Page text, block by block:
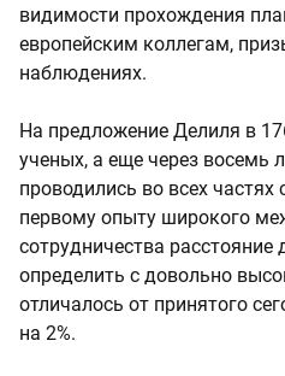
видимости прохождения
европейским коллегам,
наблюдениях.
На предложение Делиля в
ученых, а еще через восемь
проводились во всех частях
первому опыту широкого
сотрудничества расстояние
определить с довольно
отличалось от принятого
на 2%.